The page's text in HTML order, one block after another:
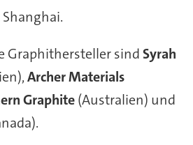
Graphithersteller sindSyrah
Archer Materials
Graphite(Australien) und